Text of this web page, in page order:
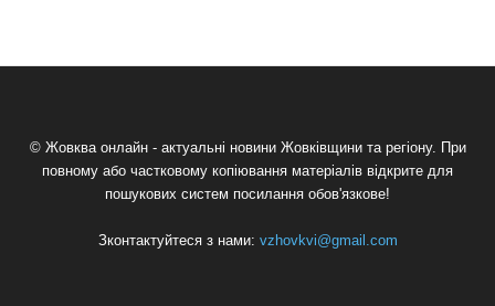
© Жовква онлайн - актуальні новини Жовківщини та регіону. При
повному або частковому копіювання матеріалів відкрите для
пошукових систем посилання обов'язкове!
Зконтактуйтеся з нами: vzhovkvi@gmail.com